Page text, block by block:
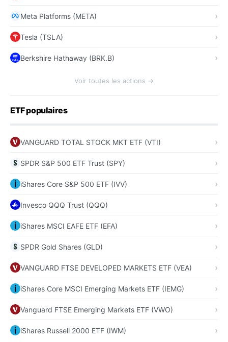
Meta Platforms (META)
Tesla (TSLA)
Berkshire Hathaway (BRK.B)
Voir toutes les actions →
ETF populaires
VANGUARD TOTAL STOCK MKT ETF (VTI)
SPDR S&P 500 ETF Trust (SPY)
iShares Core S&P 500 ETF (IVV)
Invesco QQQ Trust (QQQ)
iShares MSCI EAFE ETF (EFA)
SPDR Gold Shares (GLD)
VANGUARD FTSE DEVELOPED MARKETS ETF (VEA)
iShares Core MSCI Emerging Markets ETF (IEMG)
Vanguard FTSE Emerging Markets ETF (VWO)
iShares Russell 2000 ETF (IWM)